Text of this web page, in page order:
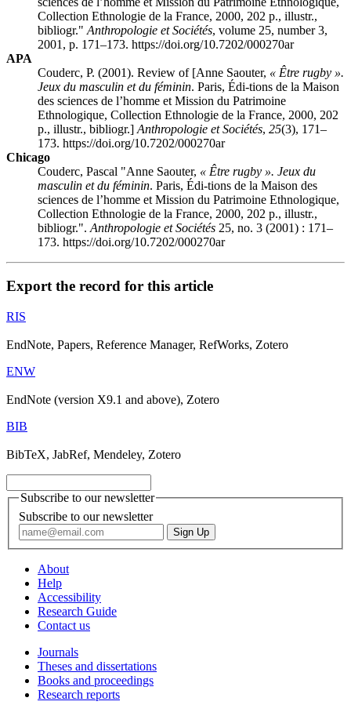
Collection Ethnologie de la France, 2000, 202 p., illustr.,
bibliogr." Anthropologie et Sociétés, volume 25, number 3,
2001, p. 171–173. https://doi.org/10.7202/000270ar
APA
Couderc, P. (2001). Review of [Anne Saouter, « Être rugby ».
Jeux du masculin et du féminin. Paris, Édi-tions de la Maison
des sciences de l’homme et Mission du Patrimoine
Ethnologique, Collection Ethnologie de la France, 2000, 202
p., illustr., bibliogr.] Anthropologie et Sociétés, 25(3), 171–
173. https://doi.org/10.7202/000270ar
Chicago
Couderc, Pascal "Anne Saouter, « Être rugby ». Jeux du
masculin et du féminin. Paris, Édi-tions de la Maison des
sciences de l’homme et Mission du Patrimoine Ethnologique,
Collection Ethnologie de la France, 2000, 202 p., illustr.,
bibliogr.". Anthropologie et Sociétés 25, no. 3 (2001) : 171–
173. https://doi.org/10.7202/000270ar
Export the record for this article
RIS
EndNote, Papers, Reference Manager, RefWorks, Zotero
ENW
EndNote (version X9.1 and above), Zotero
BIB
BibTeX, JabRef, Mendeley, Zotero
Subscribe to our newsletter
Subscribe to our newsletter
About
Help
Accessibility
Research Guide
Contact us
Journals
Theses and dissertations
Books and proceedings
Research reports